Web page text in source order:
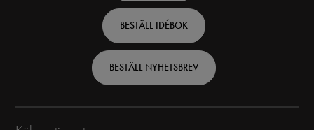
Swedish
BESTÄLL IDÉBOK
BESTÄLL NYHETSBREV